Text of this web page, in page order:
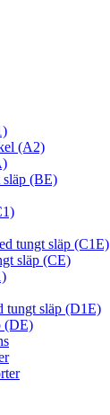
(A2)
släp (BE)
tungt släp (C1E)
släp (CE)
tungt släp (D1E)
(DE)